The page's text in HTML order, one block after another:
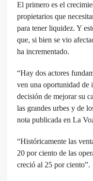
El primero es el
propietarios que
para tener liquidez. Y
que, si bien se vio
ha incrementado.
“Hay dos actores
ven una oportunidad de
decisión de mejorar su
las grandes urbes y de
nota publicada en La
“Históricamente las
20 por ciento de las
creció al 25 por ciento”.